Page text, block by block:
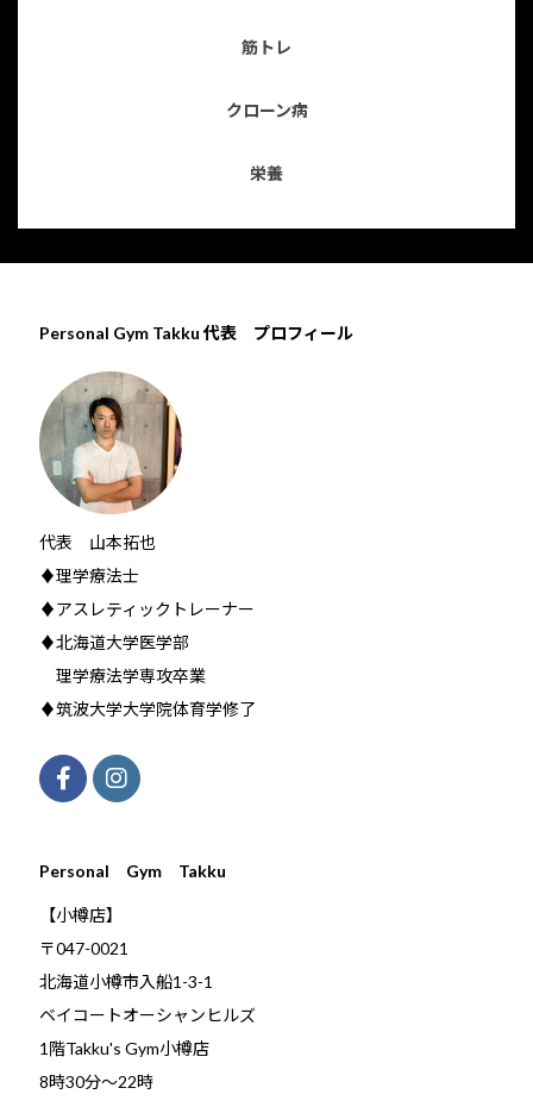
筋トレ
クローン病
栄養
Personal Gym Takku 代表 プロフィール
代表 山本拓也
♦理学療法士
♦アスレティックトレーナー
♦北海道大学医学部
理学療法学専攻卒業
♦筑波大学大学院体育学修了
Personal Gym Takku
【小樽店】
〒047-0021
北海道小樽市入船1-3-1
ベイコートオーシャンヒルズ
1階Takku's Gym小樽店
​8時30分～22時